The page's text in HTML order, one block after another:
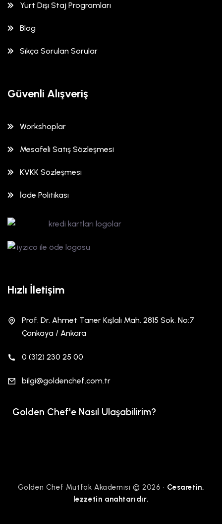
Yurt Dışı Staj Programları
Blog
Sıkça Sorulan Sorular
Güvenli Alışveriş
Workshoplar
Mesafeli Satış Sözleşmesi
KVKK Sözleşmesi
İade Politikası
Hızlı İletişim
Prof. Dr. Ahmet Taner Kışlalı Mah. 2815 Sok. No:7
Çankaya / Ankara
0 (312) 230 25 00
bilgi@goldenchef.com.tr
Golden Chef'e Nasıl Ulaşabilirim?
Golden Chef Mutfak Akademisi © 2026 • Cesaretin,
lezzetin anahtarıdır.